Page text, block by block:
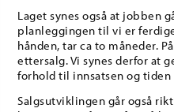
Laget synes også at jobben
planleggingen til vi er
hånden, tar ca to måneder.
ettersalg. Vi synes derfor at
forhold til innsatsen og
Salgsutviklingen går også